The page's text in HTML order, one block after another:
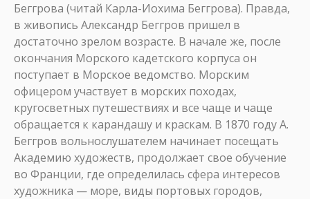
Беггрова (читай Карла-Иохима Беггрова). Правда,
в живопись Александр Беггров пришел в
достаточно зрелом возрасте. В начале же, после
окончания Морского кадетского корпуса он
поступает в Морское ведомство. Морским
офицером участвует в морских походах,
кругосветных путешествиях и все чаще и чаще
обращается к карандашу и краскам. В 1870 году А.
Беггров вольнослушателем начинает посещать
Академию художеств, продолжает свое обучение
во Франции, где определилась сфера интересов
художника — море, виды портовых городов,